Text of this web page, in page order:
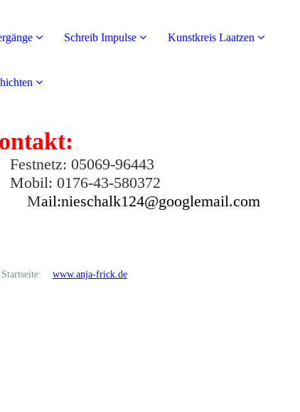
Schreib Impulse Kunstkreis Laatzen
05069-96443
0176-43-580372
ail:nieschalk124@googlemail.com
Startseite: www.anja-frick.de